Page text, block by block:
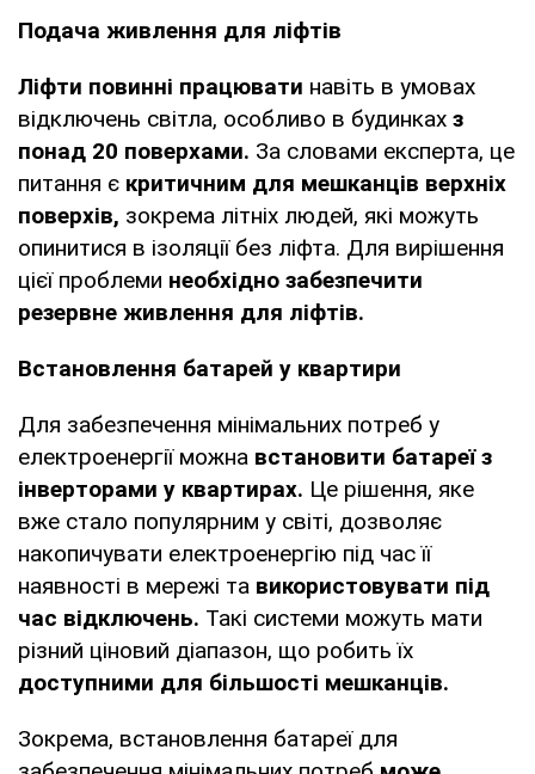
Подача живлення для ліфтів
Ліфти повинні працювати навіть в умовах
відключень світла, особливо в будинках з
понад 20 поверхами. За словами експерта, це
питання є критичним для мешканців верхніх
поверхів, зокрема літніх людей, які можуть
опинитися в ізоляції без ліфта. Для вирішення
цієї проблеми необхідно забезпечити
резервне живлення для ліфтів.
Встановлення батарей у квартири
Для забезпечення мінімальних потреб у
електроенергії можна встановити батареї з
інверторами у квартирах. Це рішення, яке
вже стало популярним у світі, дозволяє
накопичувати електроенергію під час її
наявності в мережі та використовувати під
час відключень. Такі системи можуть мати
різний ціновий діапазон, що робить їх
доступними для більшості мешканців.
Зокрема, встановлення батареї для